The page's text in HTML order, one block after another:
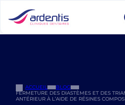
contenu
ACCUEIL
BLOG
FERMETURE DES DIASTÈMES ET DES
ANTÉRIEUR À L’AIDE DE RÉSINES